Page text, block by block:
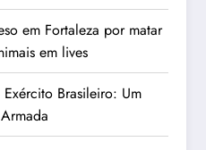
em Fortaleza por matar
em lives
Brasileiro: Um